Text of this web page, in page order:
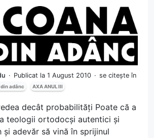
Publicat la 1 August 2010
se citește în
adânc AXA ANUL III
decât probabilități Poate că a
teologii ortodocși autentici și
și adevăr să vină în sprijinul